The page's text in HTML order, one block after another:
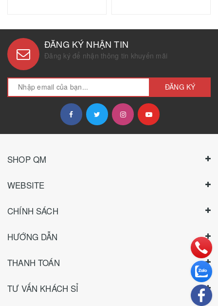
ĐĂNG KÝ NHẬN TIN
Đăng ký để nhận thông tin khuyến mãi
ĐĂNG KÝ
SHOP QM
WEBSITE
CHÍNH SÁCH
HƯỚNG DẪN
THANH TOÁN
TƯ VẤN KHÁCH SỈ